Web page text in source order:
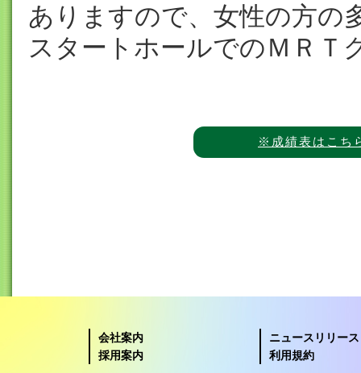
ありますので、女性の方の
スタートホールでのＭＲＴ
※成績表はこち
会社案内
ニュースリリース
採用案内
利用規約